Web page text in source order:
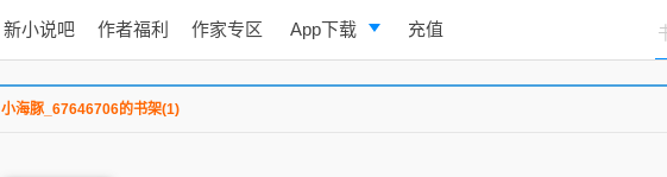
新小说吧 作者福利 作家专区 App下载
逐浪小说
充值
小海豚_67646706的书架(1)